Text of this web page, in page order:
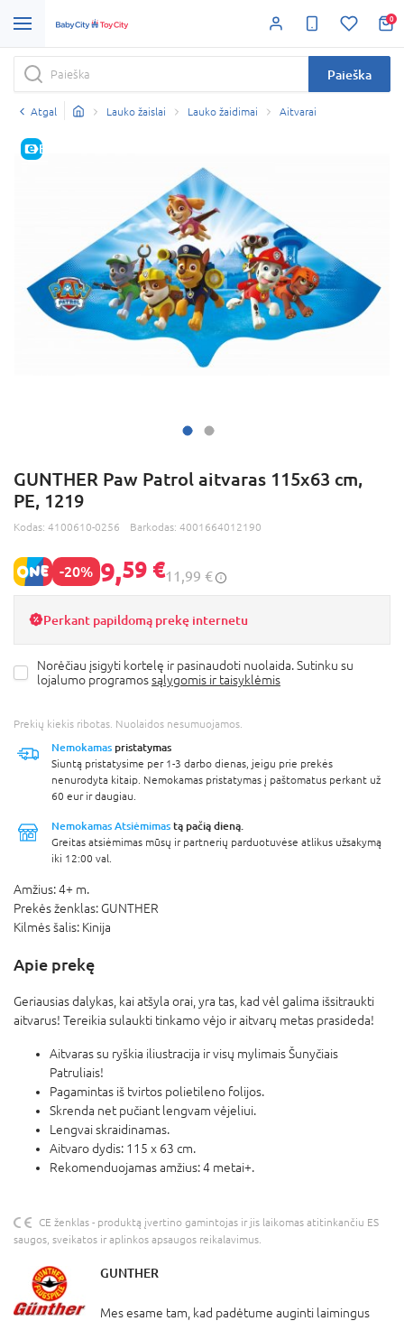
0
Paieška
Atgal Lauko žaislai Lauko žaidimai Aitvarai
E-KAINA
GUNTHER Paw Patrol aitvaras 115x63 cm,
PE, 1219
Kodas: 4100610-0256 Barkodas: 4001664012190
-20% 9,59 €11,99 €
Perkant papildomą prekę internetu
Norėčiau įsigyti kortelę ir pasinaudoti nuolaida. Sutinku su
lojalumo programossąlygomis ir taisyklėmis
Prekių kiekis ribotas. Nuolaidos nesumuojamos.
Nemokamas pristatymas
Siuntą pristatysime per 1-3 darbo dienas, jeigu prie prekės
nenurodyta kitaip. Nemokamas pristatymas į paštomatus perkant už
60 eur ir daugiau.
Nemokamas Atsiėmimas tą pačią dieną.
Greitas atsiėmimas mūsų ir partnerių parduotuvėse atlikus užsakymą
iki 12:00 val.
Amžius:4+ m.
Prekės ženklas: GUNTHER
Kilmės šalis: Kinija
Apie prekę
Geriausias dalykas, kai atšyla orai, yra tas, kad vėl galima išsitraukti
aitvarus! Tereikia sulaukti tinkamo vėjo ir aitvarų metas prasideda!
Aitvaras su ryškia iliustracija ir visų mylimais Šunyčiais
Patruliais!
Pagamintas iš tvirtos polietileno folijos.
Skrenda net pučiant lengvam vėjeliui.
Lengvai skraidinamas.
Aitvaro dydis: 115 x 63 cm.
Rekomenduojamas amžius: 4 metai+.
CE ženklas - produktą įvertino gamintojas ir jis laikomas atitinkančiu ES
saugos, sveikatos ir aplinkos apsaugos reikalavimus.
GUNTHER
Mes esame tam, kad padėtume auginti laimingus